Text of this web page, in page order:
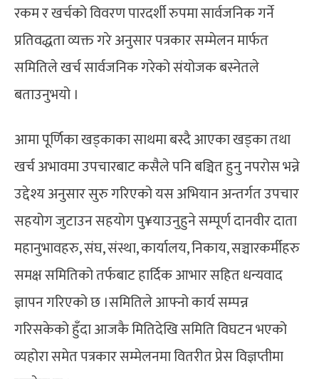
रकम र खर्चको विवरण पारदर्शी रुपमा सार्वजनिक गर्ने
प्रतिवद्धता व्यक्त गरे अनुसार पत्रकार सम्मेलन मार्फत
समितिले खर्च सार्वजनिक गरेको संयोजक बस्नेतले
बताउनुभयो ।
आमा पूर्णिका खड्काका साथमा बस्दै आएका खड्का तथा
खर्च अभावमा उपचारबाट कसैले पनि बञ्चित हुनु नपरोस भन्ने
उद्देश्य अनुसार सुरु गरिएको यस अभियान अन्तर्गत उपचार
सहयोग जुटाउन सहयोग पु¥याउनुहुने सम्पूर्ण दानवीर दाता
महानुभावहरु, संघ, संस्था, कार्यालय, निकाय, सञ्चारकर्मीहरु
समक्ष समितिको तर्फबाट हार्दिक आभार सहित धन्यवाद
ज्ञापन गरिएको छ ।समितिले आफ्नो कार्य सम्पन्न
गरिसकेको हुँदा आजकै मितिदेखि समिति विघटन भएको
व्यहोरा समेत पत्रकार सम्मेलनमा वितरीत प्रेस विज्ञप्तीमा